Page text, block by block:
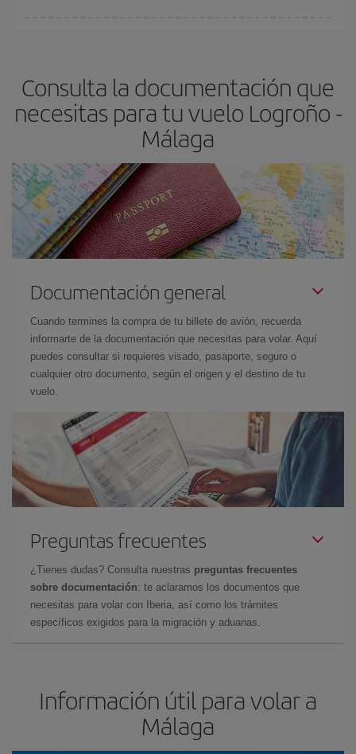
avión más baratos te saldrán. Además, si buscas los vuelos con
las fechas y los horarios del viaje un poco abiertos, podráselegir
el precio más barato.
Consulta la documentación que
necesitas para tu vuelo Logroño -
Málaga
Documentación general
Cuando termines la compra de tu billete de avión, recuerda
informarte de la documentación que necesitas para volar. Aquí
puedes consultar si requieres visado, pasaporte, seguro o
cualquier otro documento, según el origen y el destino de tu
vuelo.
Preguntas frecuentes
¿Tienes dudas? Consulta nuestras preguntas frecuentes
sobre documentación: te aclaramos los documentos que
necesitas para volar con Iberia, así como los trámites
específicos exigidos para la migración y aduanas.
Información útil para volar a
Málaga